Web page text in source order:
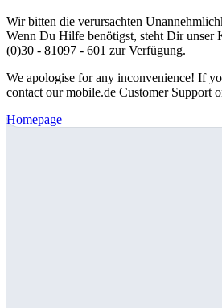
Wir bitten die verursachten
Wenn Du Hilfe benötigst, steht Dir unser
(0)30 - 81097 - 601 zur Verfügung.
We apologise for any inconvenience! If
contact our mobile.de Customer Support
Homepage